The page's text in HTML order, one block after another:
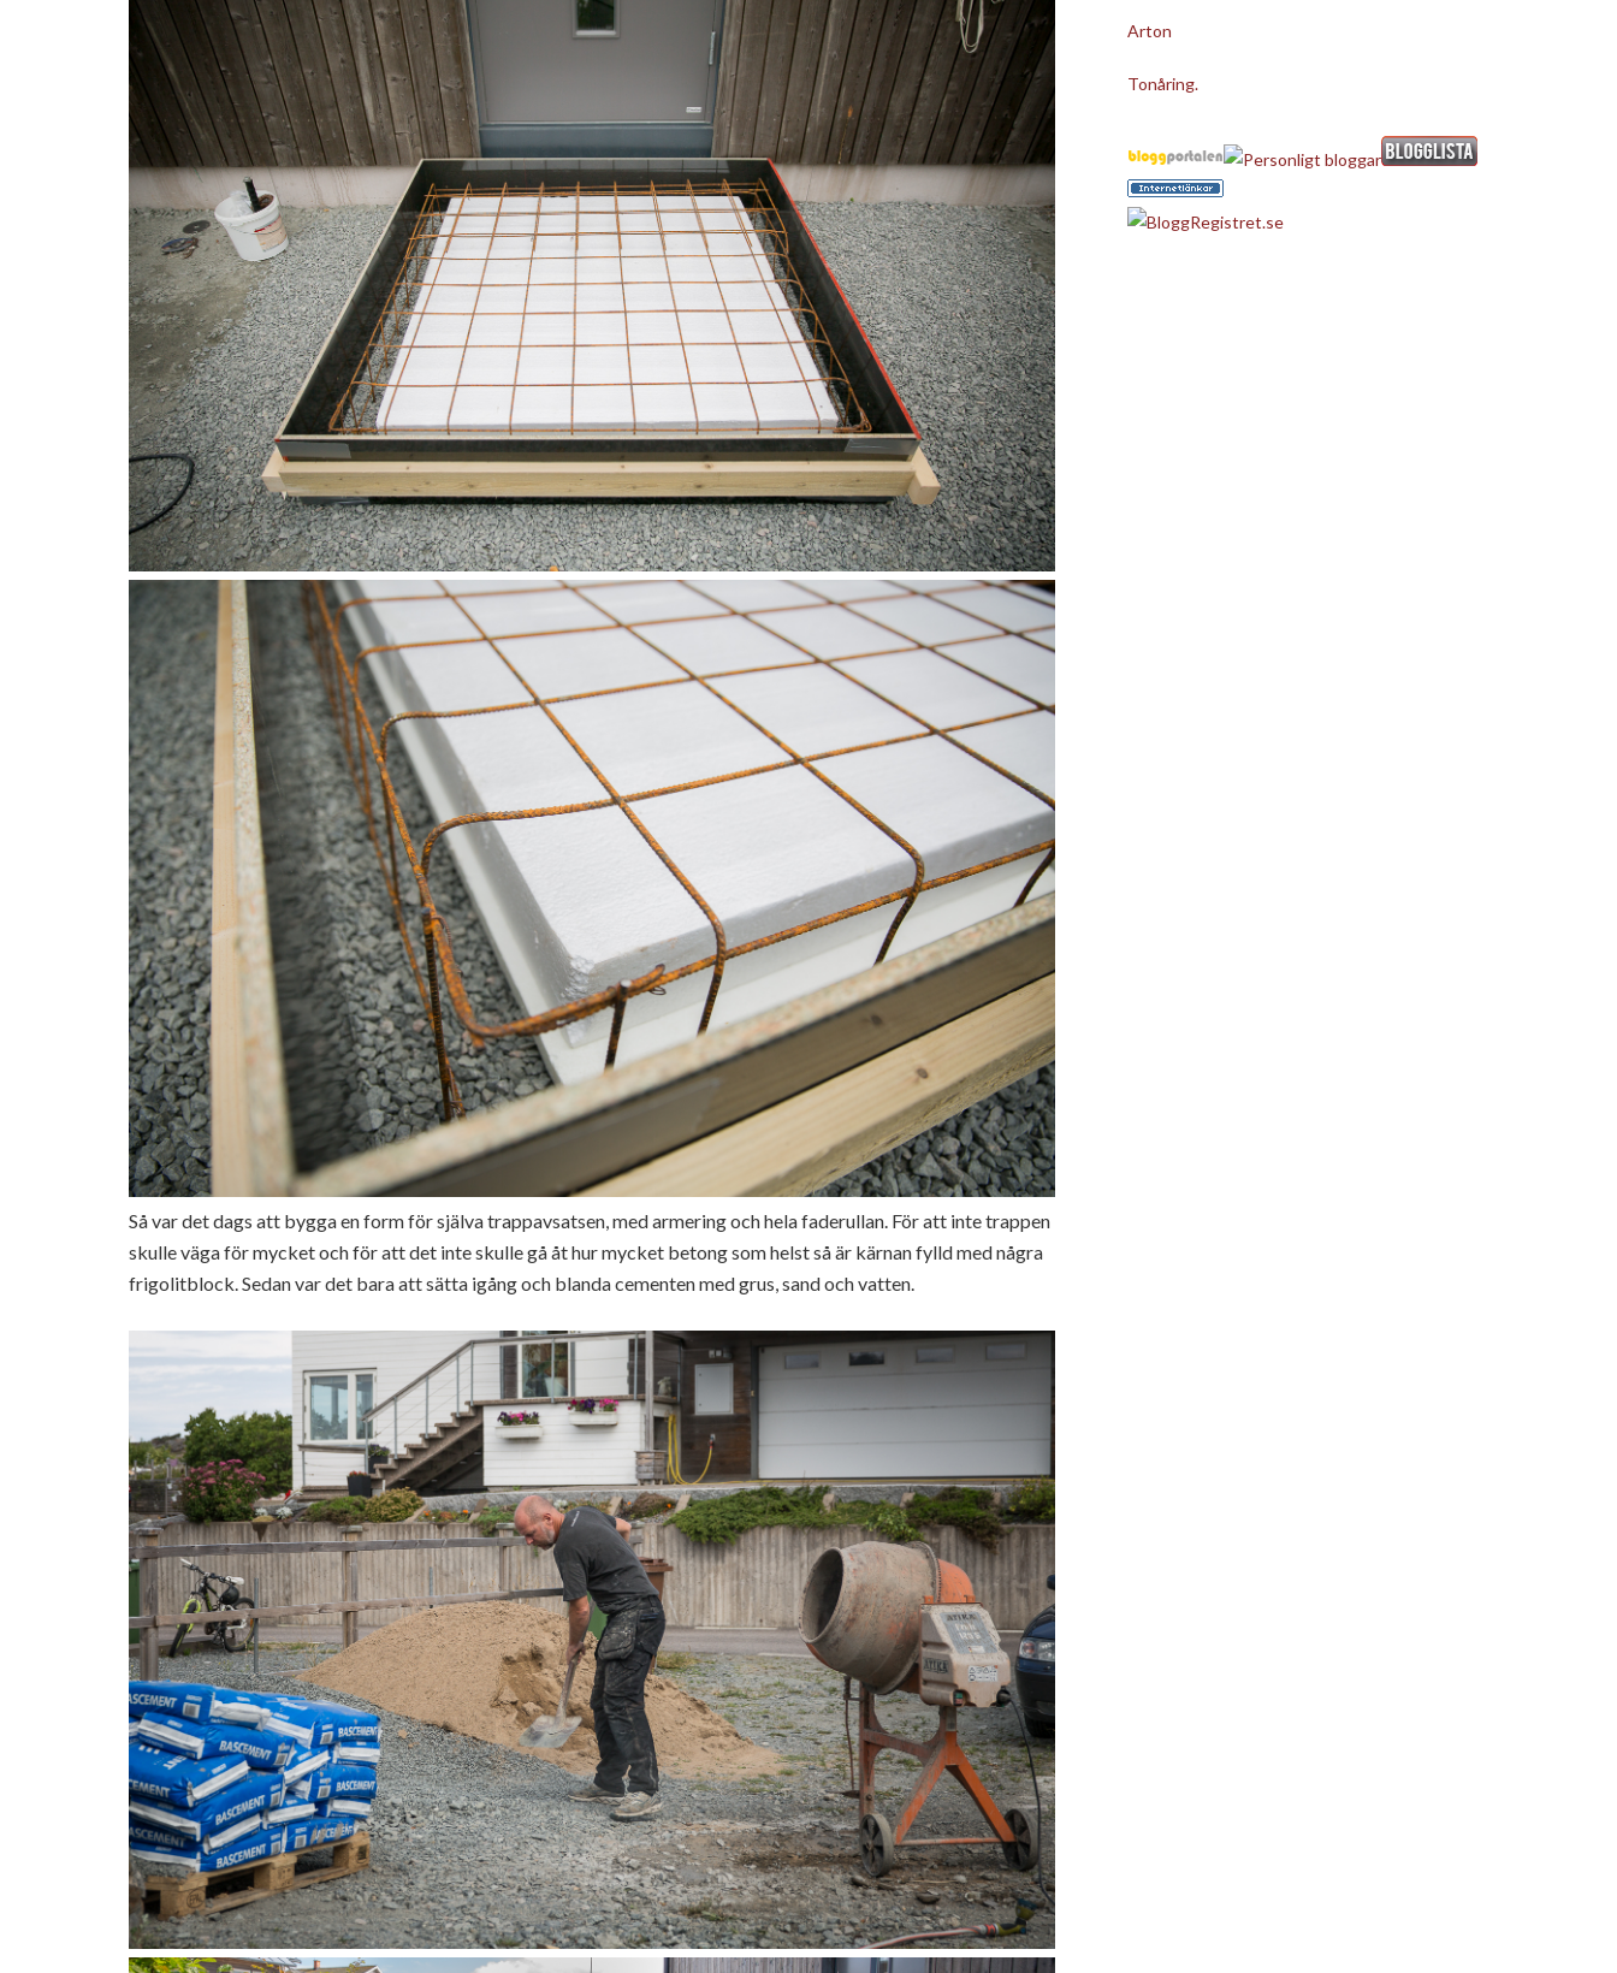
Så var det dags att bygga en form för själva trappavsatsen, med armering och hela faderullan. För att inte trappen
skulle väga för mycket och för att det inte skulle gå åt hur mycket betong som helst så är kärnan fylld med några
frigolitblock. Sedan var det bara att sätta igång och blanda cementen med grus, sand och vatten.
Arton
Tonåring.